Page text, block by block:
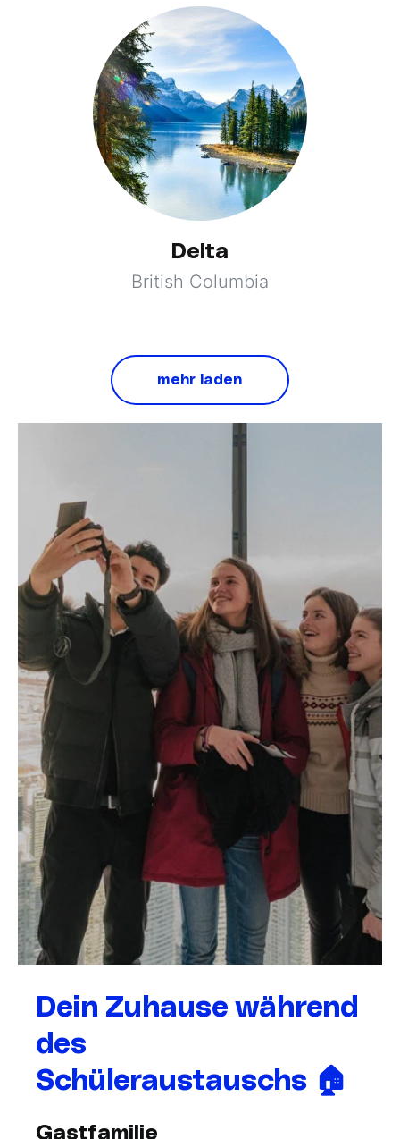
Delta
British Columbia
mehr laden
Dein Zuhause während
des
Schüleraustauschs 🏠
Gastfamilie